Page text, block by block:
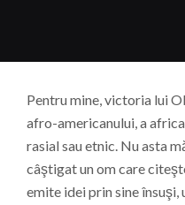
Pentru mine, victoria lui
afro-americanului, a
rasial sau etnic. Nu asta
câştigat un om care
emite idei prin sine însuşi,